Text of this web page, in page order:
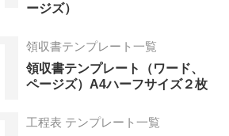
ージズ）
領収書テンプレート一覧
領収書テンプレート（ワード、
ページズ）A4ハーフサイズ２枚
工程表 テンプレート一覧